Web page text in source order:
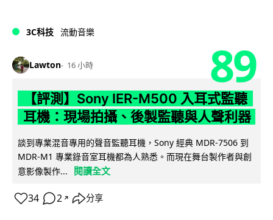
3C科技 流動音樂
Lawton 16 小時 89
【評測】Sony IER-M500 入耳式監聽
耳機：現場拍攝、後製監聽與人聲利器
談到專業混音專用的聲音監聽耳機，Sony 經典 MDR-7506 到
MDR-M1 專業錄音室耳機都為人熟悉。而現在舞台製作者與創
意影像製作...
閱讀全文
34 2 ↗ 分享